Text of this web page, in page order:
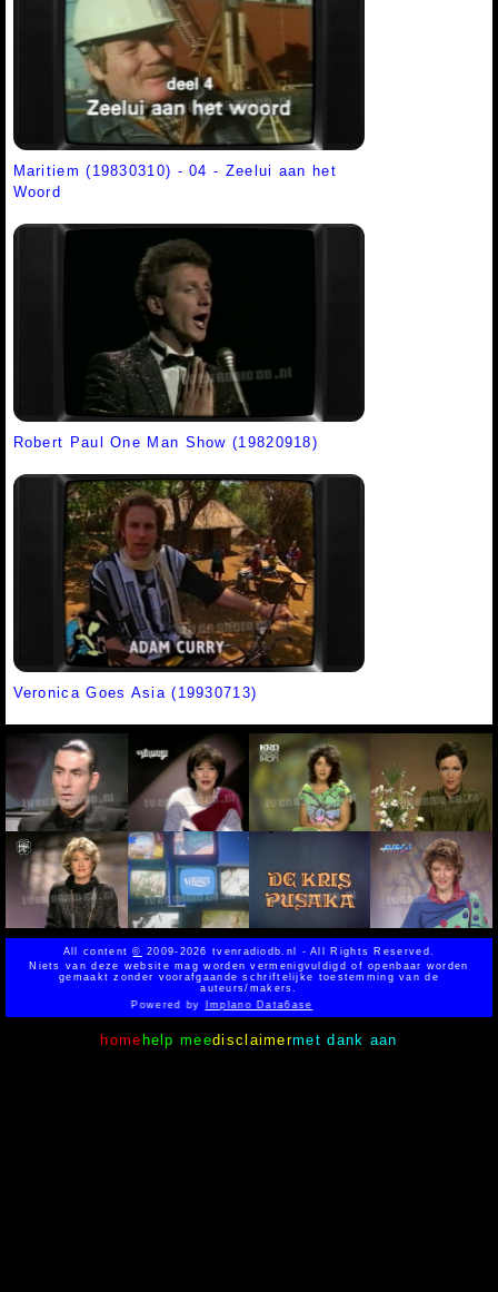
Maritiem (19830310) - 04 - Zeelui aan het
Woord
Robert Paul One Man Show (19820918)
Veronica Goes Asia (19930713)
All content© 2009-2026 tvenradiodb.nl - All Rights Reserved.
Niets van deze website mag worden vermenigvuldigd of openbaar worden
gemaakt zonder voorafgaande schriftelijke toestemming van de
auteurs/makers.
Powered byImplano Data6ase
homehelp meedisclaimermet dank aan